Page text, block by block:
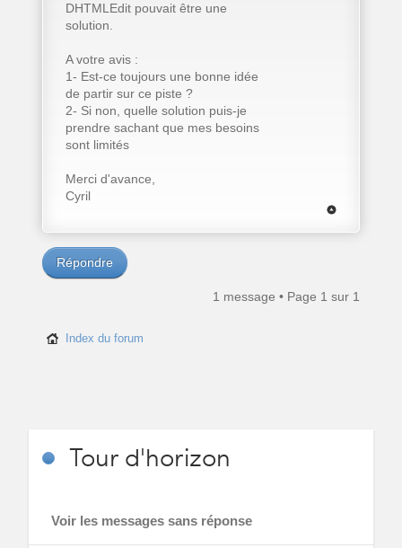
DHTMLEdit pouvait être une
solution.
A votre avis :
1- Est-ce toujours une bonne idée
de partir sur ce piste ?
2- Si non, quelle solution puis-je
prendre sachant que mes besoins
sont limités
Merci d'avance,
Cyril
Répondre
1 message • Page 1 sur 1
Index du forum
Tourd'horizon
Voir les messages sans réponse